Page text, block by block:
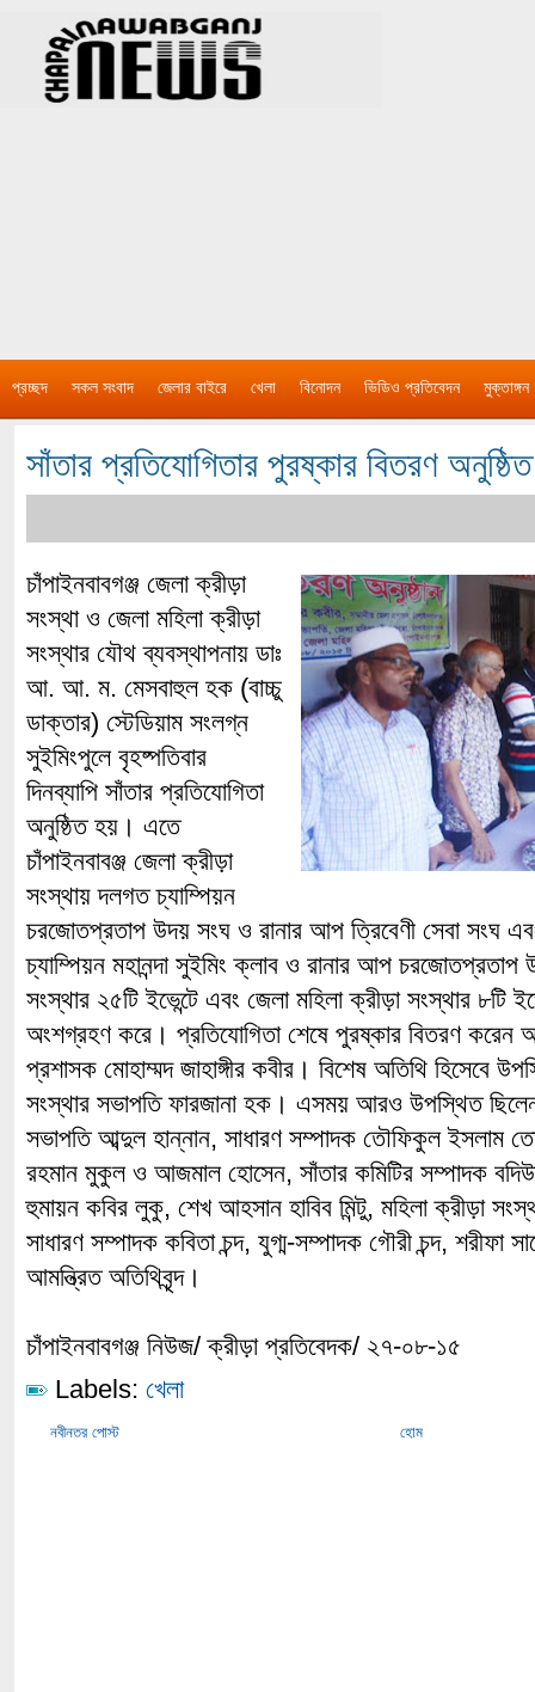
প্রচ্ছদ সকল সংবাদ জেলার বাইরে খেলা বিনোদন ভিডিও প্রতিবেদন মুক্তাঙ্গন
সাঁতার প্রতিযোগিতার পুরষ্কার বিতরণ অনুষ্ঠিত
চাঁপাইনবাবগঞ্জ জেলা ক্রীড়া
সংস্থা ও জেলা মহিলা ক্রীড়া
সংস্থার যৌথ ব্যবস্থাপনায় ডাঃ
আ. আ. ম. মেসবাহুল হক (বাচ্চু
ডাক্তার) স্টেডিয়াম সংলগ্ন
সুইমিংপুলে বৃহষ্পতিবার
দিনব্যাপি সাঁতার প্রতিযোগিতা
অনুষ্ঠিত হয়। এতে
চাঁপাইনবাবঞ্জ জেলা ক্রীড়া
সংস্থায় দলগত চ্যাম্পিয়ন
চরজোতপ্রতাপ উদয় সংঘ ও রানার আপ ত্রিবেণী সেবা সংঘ
চ্যাম্পিয়ন মহানন্দা সুইমিং ক্লাব ও রানার আপ
সংস্থার ২৫টি ইভেন্টে এবং জেলা মহিলা ক্রীড়া সংস্থার ৮টি
অংশগ্রহণ করে। প্রতিযোগিতা শেষে পুরষ্কার বিতরণ করেন
প্রশাসক মোহাম্মদ জাহাঙ্গীর কবীর। বিশেষ অতিথি হিসেবে
সংস্থার সভাপতি ফারজানা হক। এসময় আরও উপস্থিত
সভাপতি আব্দুল হান্নান, সাধারণ সম্পাদক তৌফিকুল ইসলাম
রহমান মুকুল ও আজমাল হোসেন, সাঁতার কমিটির সম্পাদক
হুমায়ন কবির লুকু, শেখ আহসান হাবিব মিন্টু, মহিলা ক্রীড়া
সাধারণ সম্পাদক কবিতা চন্দ, যুগ্ম-সম্পাদক গৌরী চন্দ, শরীফা
আমন্ত্রিত অতিথিবৃন্দ।
চাঁপাইনবাবগঞ্জ নিউজ/ ক্রীড়া প্রতিবেদক/ ২৭-০৮-১৫
Labels: খেলা
নবীনতর পোস্ট হোম